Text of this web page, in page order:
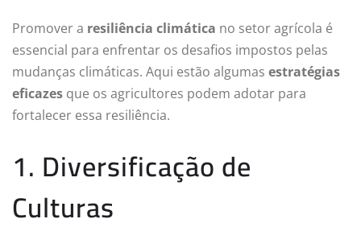
Promover a resiliência climática no setor agrícola é
essencial para enfrentar os desafios impostos pelas
mudanças climáticas. Aqui estão algumas estratégias
eficazes que os agricultores podem adotar para
fortalecer essa resiliência.
1. Diversificação de
Culturas